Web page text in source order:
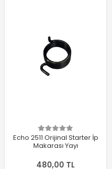
Echo 2511 Orijinal Starter İp
Makarası Yayı
480,00 TL